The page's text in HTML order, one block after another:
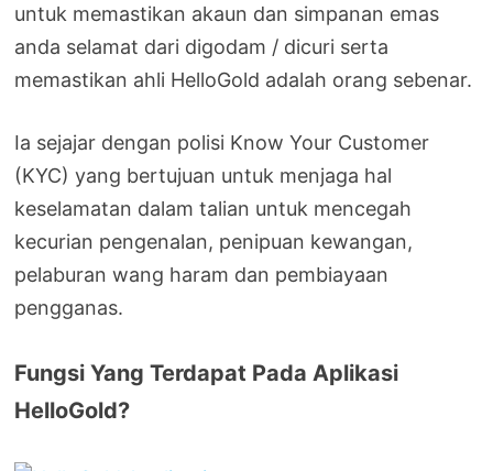
untuk memastikan akaun dan simpanan emas
anda selamat dari digodam / dicuri serta
memastikan ahli HelloGold adalah orang sebenar.
Ia sejajar dengan polisi Know Your Customer
(KYC) yang bertujuan untuk menjaga hal
keselamatan dalam talian untuk mencegah
kecurian pengenalan, penipuan kewangan,
pelaburan wang haram dan pembiayaan
pengganas.
Fungsi Yang Terdapat Pada Aplikasi
HelloGold?